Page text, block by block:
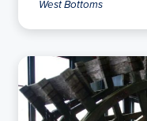
West Bottoms